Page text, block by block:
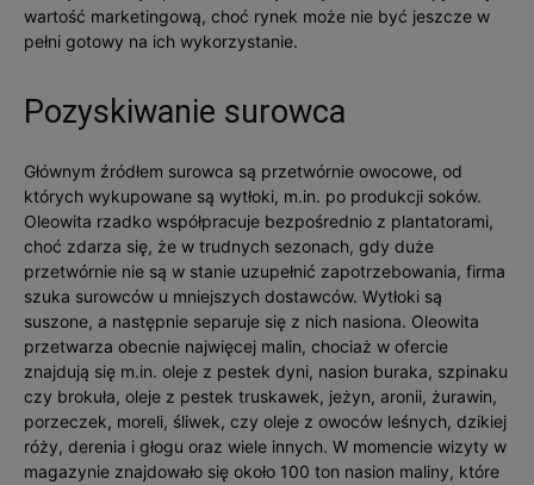
wartość marketingową, choć rynek może nie być jeszcze w
pełni gotowy na ich wykorzystanie.
Pozyskiwanie surowca
Głównym źródłem surowca są przetwórnie owocowe, od
których wykupowane są wytłoki, m.in. po produkcji soków.
Oleowita rzadko współpracuje bezpośrednio z plantatorami,
choć zdarza się, że w trudnych sezonach, gdy duże
przetwórnie nie są w stanie uzupełnić zapotrzebowania, firma
szuka surowców u mniejszych dostawców. Wytłoki są
suszone, a następnie separuje się z nich nasiona. Oleowita
przetwarza obecnie najwięcej malin, chociaż w ofercie
znajdują się m.in. oleje z pestek dyni, nasion buraka, szpinaku
czy brokuła, oleje z pestek truskawek, jeżyn, aronii, żurawin,
porzeczek, moreli, śliwek, czy oleje z owoców leśnych, dzikiej
róży, derenia i głogu oraz wiele innych. W momencie wizyty w
magazynie znajdowało się około 100 ton nasion maliny, które